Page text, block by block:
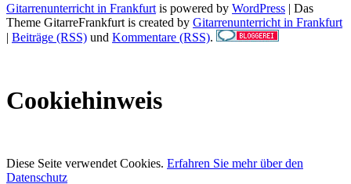
Gitarrenunterricht in Frankfurt is powered by WordPress | Das
Theme GitarreFrankfurt is created by Gitarrenunterricht in Frankfurt
| Beiträge (RSS) und Kommentare (RSS).
Cookiehinweis
Diese Seite verwendet Cookies. Erfahren Sie mehr über den
Datenschutz